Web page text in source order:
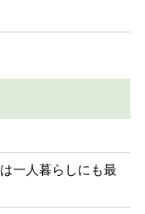
一人暮らしにも最